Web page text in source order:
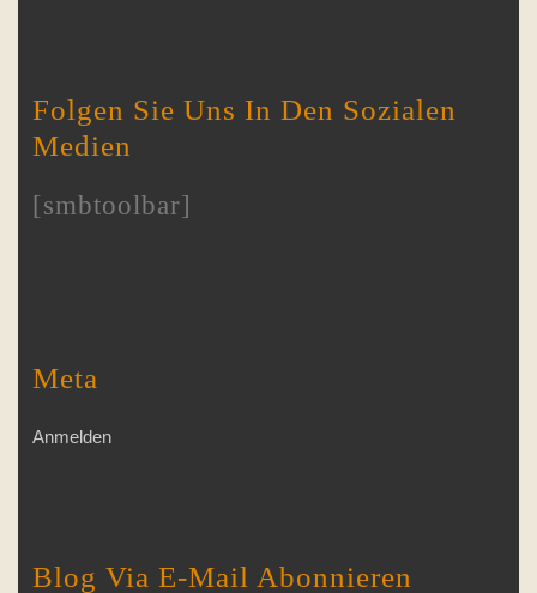
Folgen Sie Uns In Den Sozialen
Medien
[smbtoolbar]
Meta
Anmelden
Blog Via E-Mail Abonnieren